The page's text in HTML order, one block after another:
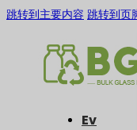
跳转到主要内容 跳转到页
Ev